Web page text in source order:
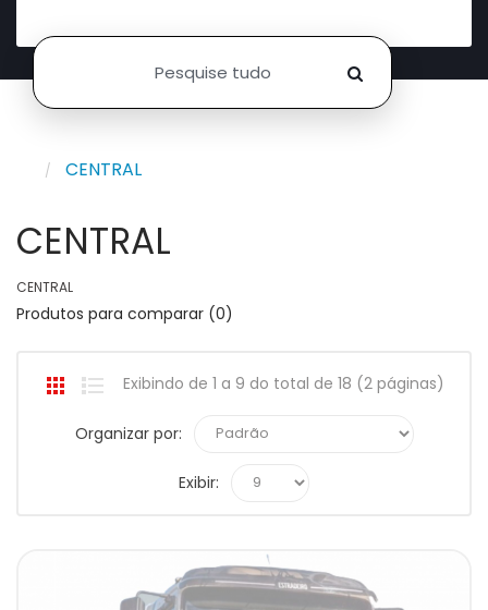
CENTRAL
CENTRAL
CENTRAL
Produtos para comparar (0)
Exibindo de 1 a 9 do total de 18 (2 páginas)
Organizar por:
Exibir: